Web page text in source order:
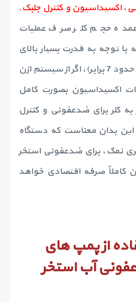
اکسیداسیون و کنترل جلبک.
حجم کلر صرف عملیات
توجه به قدرت بسیار بالای
اکسیداسیون ازن نسبت به کلر (حدود 7 برابر)، اگر از سیستم ازن
اکسیداسیون بصورت کامل
کلر برای ضدعفونی و کنترل
بدان معناست که دستگاه
نمک، برای ضدعفونی استخر
کاملاً صرفه اقتصادی خواهد
از پمپ های
آب استخر